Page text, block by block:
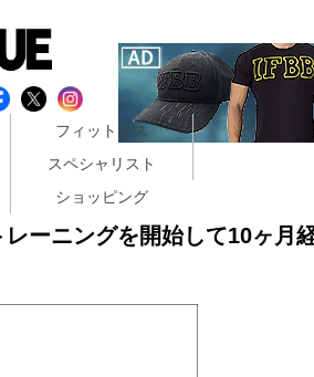
フィットネス
スペシャリスト
ショッピング
レーニングを開始して10ヶ月